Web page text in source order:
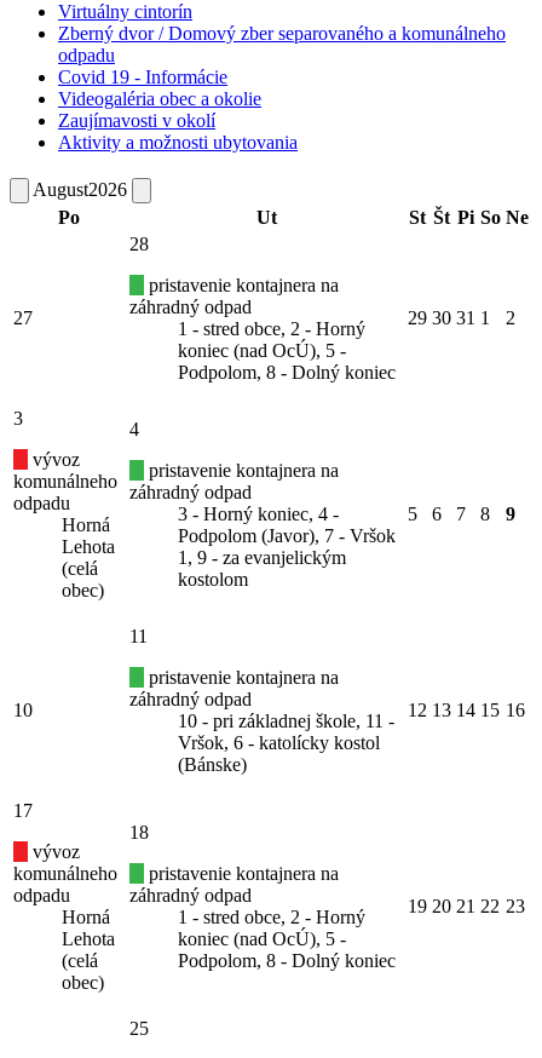
Virtuálny cintorín
Zberný dvor / Domový zber separovaného a komunálneho
odpadu
Covid 19 - Informácie
Videogaléria obec a okolie
Zaujímavosti v okolí
Aktivity a možnosti ubytovania
August2026
Po
Ut St Št Pi So Ne
27
28
pristavenie kontajnera na
záhradný odpad
1 - stred obce, 2 - Horný
koniec (nad OcÚ), 5 -
Podpolom, 8 - Dolný koniec
29 30 31 1 2
3
vývoz
komunálneho
odpadu
Horná
Lehota
(celá
obec)
4
pristavenie kontajnera na
záhradný odpad
3 - Horný koniec, 4 -
Podpolom (Javor), 7 - Vršok
1, 9 - za evanjelickým
kostolom
5 6 7 8 9
10
11
pristavenie kontajnera na
záhradný odpad
10 - pri základnej škole, 11 -
Vršok, 6 - katolícky kostol
(Bánske)
12 13 14 15 16
17
vývoz
komunálneho
odpadu
Horná
Lehota
(celá
obec)
18
pristavenie kontajnera na
záhradný odpad
1 - stred obce, 2 - Horný
koniec (nad OcÚ), 5 -
Podpolom, 8 - Dolný koniec
19 20 21 22 23
25